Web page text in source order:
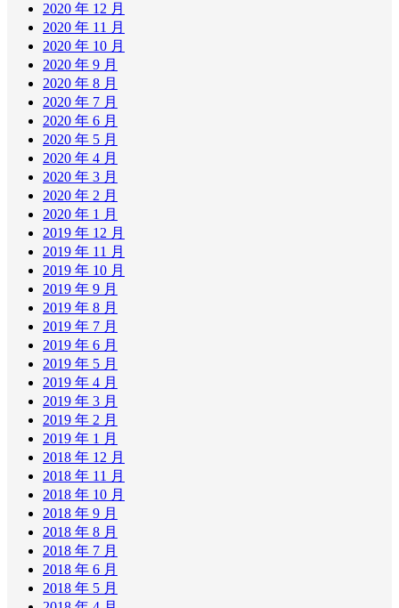
2020 年 12 月
2020 年 11 月
2020 年 10 月
2020 年 9 月
2020 年 8 月
2020 年 7 月
2020 年 6 月
2020 年 5 月
2020 年 4 月
2020 年 3 月
2020 年 2 月
2020 年 1 月
2019 年 12 月
2019 年 11 月
2019 年 10 月
2019 年 9 月
2019 年 8 月
2019 年 7 月
2019 年 6 月
2019 年 5 月
2019 年 4 月
2019 年 3 月
2019 年 2 月
2019 年 1 月
2018 年 12 月
2018 年 11 月
2018 年 10 月
2018 年 9 月
2018 年 8 月
2018 年 7 月
2018 年 6 月
2018 年 5 月